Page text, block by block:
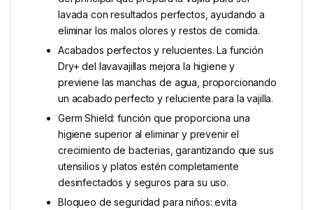
lavada con resultados perfectos, ayudando a
eliminar los malos olores y restos de comida.
Acabados perfectos y relucientes. La función
Dry+ del lavavajillas mejora la higiene y
previene las manchas de agua, proporcionando
un acabado perfecto y reluciente para la vajilla.
Germ Shield: función que proporciona una
higiene superior al eliminar y prevenir el
crecimiento de bacterias, garantizando que sus
utensilios y platos estén completamente
desinfectados y seguros para su uso.
Bloqueo de seguridad para niños: evita